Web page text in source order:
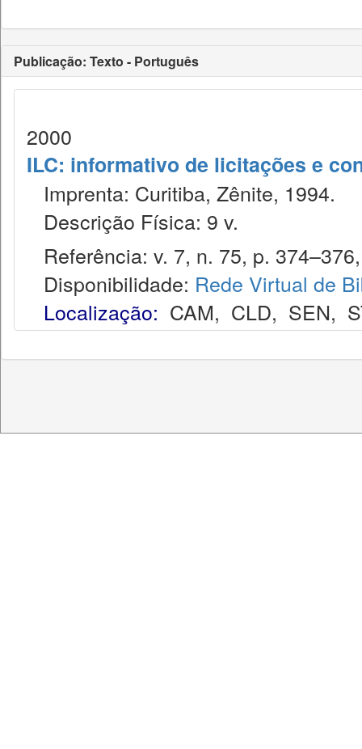
Publicação: Texto - Português
2000
ILC: informativo de licitações e
Imprenta: Curitiba, Zênite, 1994.
Descrição Física: 9 v.
Referência: v. 7, n. 75, p.
Disponibilidade: Rede Virtual de
Localização: CAM, CLD, SEN,